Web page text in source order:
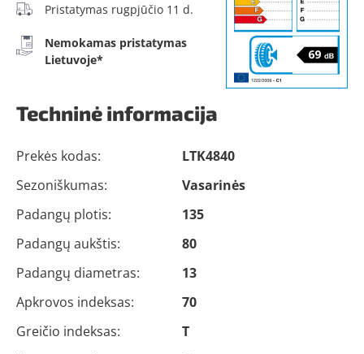
Pristatymas rugpjūčio 11 d.
Nemokamas pristatymas
Lietuvoje*
Techninė informacija
Prekės kodas:
LTK4840
Sezoniškumas:
Vasarinės
Padangų plotis:
135
Padangų aukštis:
80
Padangų diametras:
13
Apkrovos indeksas:
70
Greičio indeksas:
T